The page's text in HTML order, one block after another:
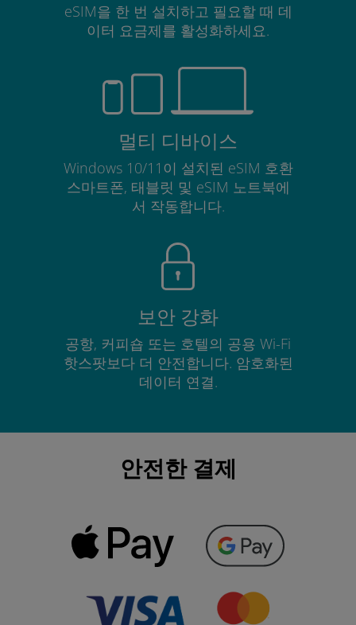
eSIM을 한 번 설치하고 필요할 때 데
이터 요금제를 활성화하세요.
멀티 디바이스
Windows 10/11이 설치된 eSIM 호환
스마트폰, 태블릿 및 eSIM 노트북에
서 작동합니다.
보안 강화
공항, 커피숍 또는 호텔의 공용 Wi-Fi
핫스팟보다 더 안전합니다. 암호화된
데이터 연결.
안전한 결제